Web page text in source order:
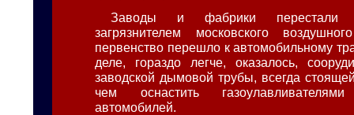
Заводы и фабрики перестали
загрязнителем московского
первенство перешло к автомобильному
деле, гораздо легче, оказалось,
заводской дымовой трубы, всегда
чем оснастить
автомобилей.